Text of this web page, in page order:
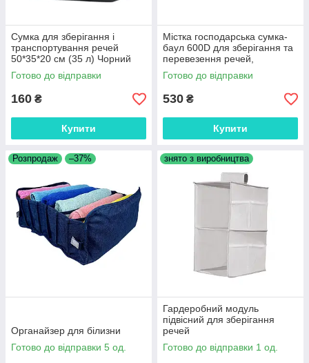
Сумка для зберігання і
транспортування речей
50*35*20 см (35 л) Чорний
Готово до відправки
160 ₴
Купити
Містка господарська сумка-
баул 600D для зберігання та
перевезення речей,
108×35×32 см
Готово до відправки
530 ₴
Купити
Розпродаж –37%
Органайзер для білизни
Готово до відправки 5 од.
знято з виробництва
Гардеробний модуль
підвісний для зберігання
речей
Готово до відправки 1 од.